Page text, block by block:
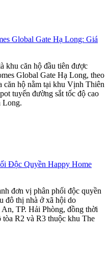
Global Gate Hạ Long: Giá
khu căn hộ đầu tiên được
Global Gate Hạ Long, theo
căn hộ nằm tại khu Vịnh Thiên
tuyến đường sắt tốc độ cao
Long.
Độc Quyền Happy Home
đơn vị phân phối độc quyền
đô thị nhà ở xã hội do
TP. Hải Phòng, đồng thời
tòa R2 và R3 thuộc khu The